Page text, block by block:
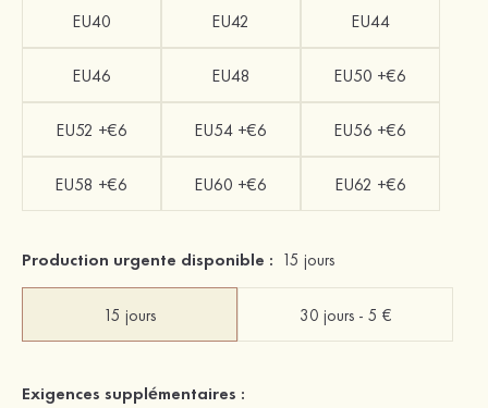
EU40 EU42 EU44
EU46 EU48 EU50 +€6
EU52 +€6 EU54 +€6 EU56 +€6
EU58 +€6 EU60 +€6 EU62 +€6
Production urgente disponible : 15 jours
15 jours 30 jours - 5 €
Exigences supplémentaires :